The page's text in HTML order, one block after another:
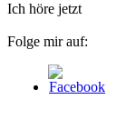
Ich höre jetzt
Folge mir auf: